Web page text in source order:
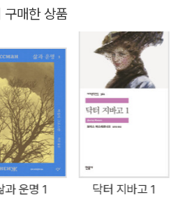
작품인 동시에 200명이 넘는 다른
들의 기록이다. 『수용소군도』 제1
완성되었으나 작품 속에 등장하는
판을 미루다가 원고 일부가 KGB에
중단하고 남은 원고를 서방으로
년 12월에야 파리 YMCA 출판
. 제3부와 제4부는 1974년, 제5부
표했다. 전 세계 35개 언어로 번역
책은 20세기를 대표하는 기록문학
들에서 전6권으로 초판이 발행되
한 적이 있는데, 이때 구판을 복각
면 재검토하여 개정 작업을 한 바
출간되는 판본은 이를 바탕으로 한
잡고 그동안 바뀐 한글 맞춤법과
다. 또 GPU, NKVD, KGB 등 소련의
보기 쉽게 알파벳 약자로 표기했
을 처음으로 수록했다. 총살된 사람
, 죄수였을 당시 솔제니찐의 모습
구매한 상품
과 운명 1 닥터 지바고 1